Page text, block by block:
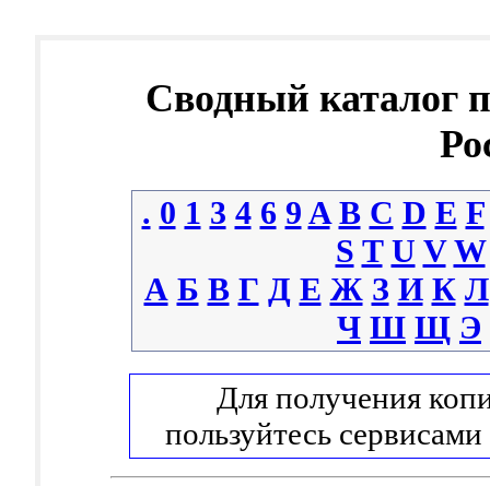
Сводный каталог
. 0 1 3 4 6 9 A B C D E F
S T U V W
А Б В Г Д Е Ж З И К Л
Ч Ш Щ Э
Для получения
пользуйтесь сервисами